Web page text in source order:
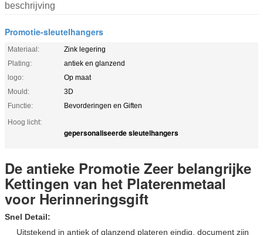
beschrijving
Promotie-sleutelhangers
Materiaal:
Zink legering
Plating:
antiek en glanzend
logo:
Op maat
Mould:
3D
Functie:
Bevorderingen en Giften
Hoog licht:
gepersonaliseerde sleutelhangers
De antieke Promotie Zeer belangrijke
Kettingen van het Platerenmetaal
voor Herinneringsgift
Snel Detail:
Uitstekend in antiek of glanzend plateren eindig, document zijn